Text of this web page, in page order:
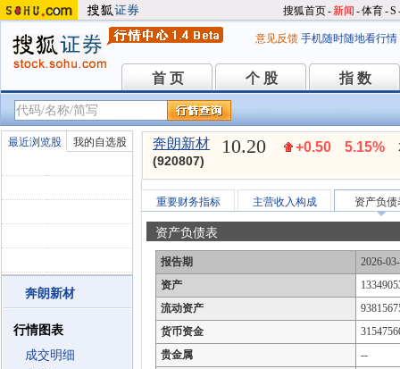
搜狐首页-新闻 -体育-S
意见反馈 手机随时随地看行情
首 页
首 页 个 股
个 股 指 数
指 数
最近浏览股 我的自选股
奔朗新材
行情图表
成交明细
奔朗新材
(920807)
10.20 +0.50 5.15%
重要财务指标 主营收入构成 资产负债
资产负债表
报告期
2026-
资产
流动资产
货币资金
贵金属
--